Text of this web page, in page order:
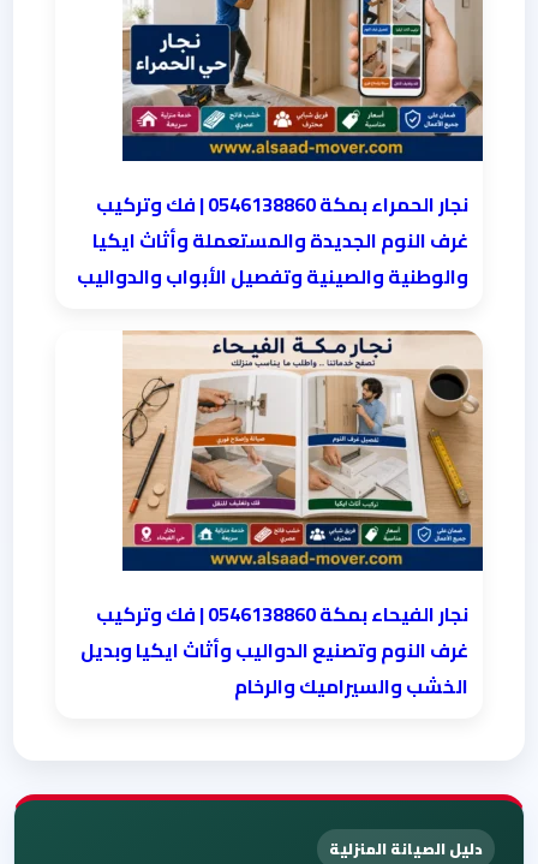
نجار الحمراء بمكة 0546138860⁩ | فك وتركيب
غرف النوم الجديدة والمستعملة وأثاث ايكيا
والوطنية والصينية وتفصيل الأبواب والدواليب
نجار الفيحاء بمكة 0546138860⁩ | فك وتركيب
غرف النوم وتصنيع الدواليب وأثاث ايكيا وبديل
الخشب والسيراميك والرخام
دليل الصيانة المنزلية